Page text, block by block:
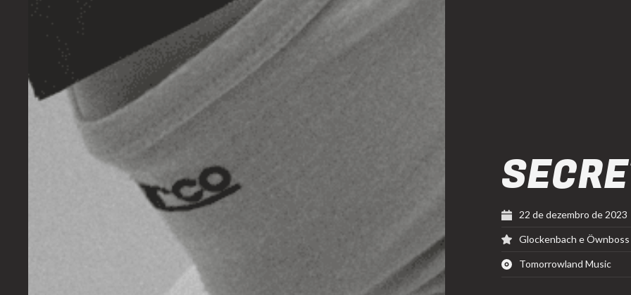
22 de dezembro de 2023
Glockenbach e Öwnboss
Tomorrowland Music